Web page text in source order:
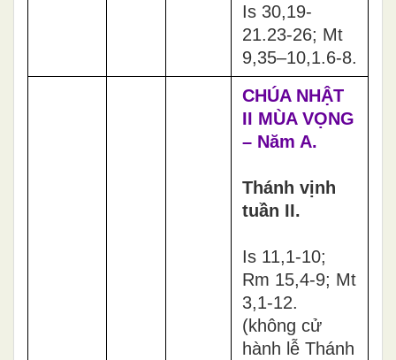
Is 30,19-
21.23-26; Mt
9,35–10,1.6-8.
CHÚA NHẬT
II MÙA VỌNG
– Năm A.
Thánh vịnh
tuần II.
Is 11,1-10;
Rm 15,4-9; Mt
3,1-12.
(không cử
hành lễ Thánh